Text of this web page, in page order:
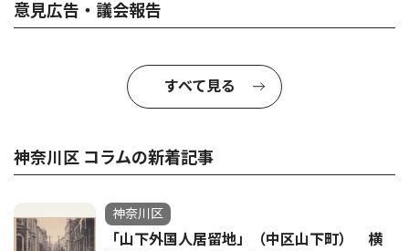
意見広告・議会報告
すべて見る
神奈川区 コラムの新着記事
神奈川区
「山下外国人居留地」（中区山下町） 横